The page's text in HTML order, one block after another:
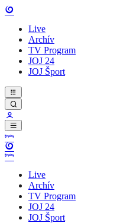
Live
Archív
TV Program
JOJ 24
JOJ Šport
Live
Archív
TV Program
JOJ 24
JOJ Šport